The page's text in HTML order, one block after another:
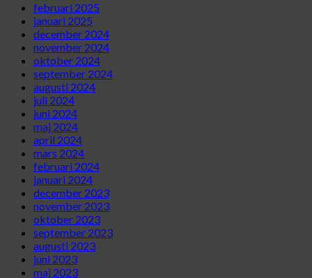
februari 2025
januari 2025
december 2024
november 2024
oktober 2024
september 2024
augusti 2024
juli 2024
juni 2024
maj 2024
april 2024
mars 2024
februari 2024
januari 2024
december 2023
november 2023
oktober 2023
september 2023
augusti 2023
juni 2023
maj 2023